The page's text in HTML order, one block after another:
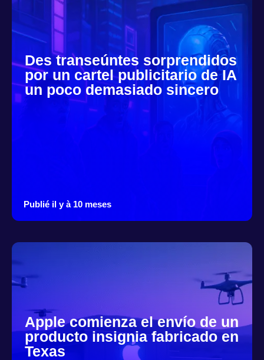
Des transeúntes sorprendidos
por un cartel publicitario de IA
un poco demasiado sincero
Publié il y à 10 meses
Apple comienza el envío de un
producto insignia fabricado en
Texas